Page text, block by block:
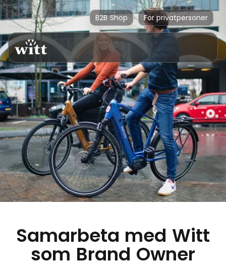
B2B Shop För privatpersoner
Samarbeta med Witt
som Brand Owner